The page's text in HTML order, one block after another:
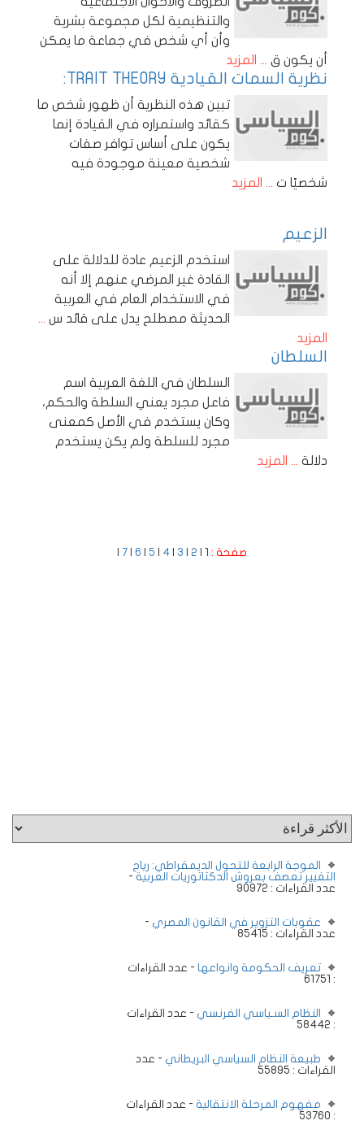
والتنظيمية لكل مجموعة بشرية
وأن أي شخص في جماعة ما يمكن
أن يكون ق ... المزيد
نظرية السمات القيادية TRAIT THEORY:
تبين هذه النظرية أن ظهور شخص ما
كقائد واستمراره في القيادة إنما
يكون على أساس توافر صفات
شخصية معينة موجودة فيه
شخصيًا ت ... المزيد
الزعيم
استخدم الزعيم عادة للدلالة على
القادة غير المرضي عنهم إلا أنه
في الاستخدام العام في العربية
الحديثة مصطلح يدل على قائد س ...
المزيد
السلطان
السلطان في اللغة العربية اسم
فاعل مجرد يعني السلطة والحكم،
وكان يستخدم في الأصل كمعنى
مجرد للسلطة ولم يكن يستخدم
دلالة ... المزيد
صفحة : 2
3
4
5
6
7
الموجة الرابعة للتحول الديمقراطي: رياح
التغيير تعصف بعروش الدكتاتوريات العربية -
عدد القراءات : 90972
عقوبات التزوير في القانون المصري -
عدد القراءات : 85415
تعريف الحكومة وانواعها - عدد القراءات
: 61751
النظام السـياسي الفرنسي - عدد القراءات
: 58442
طبيعة النظام السياسي البريطاني - عدد
القراءات : 55895
مفهوم المرحلة الانتقالية - عدد القراءات
: 53760